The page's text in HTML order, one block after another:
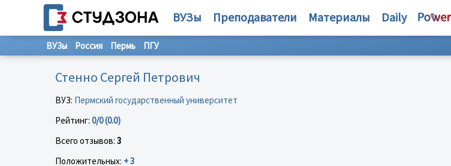
ВУЗы Преподаватели Материалы Daily
ВУЗы Россия Пермь ПГУ
Стенно Сергей Петрович
ВУЗ: Пермский государственный университет
Рейтинг: 0/0 (0.0)
Всего отзывов: 3
Положительных: + 3